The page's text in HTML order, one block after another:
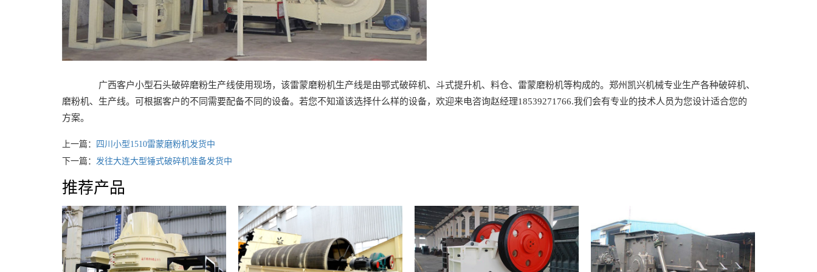
广西客户小型石头破碎磨粉生产线使用现场，该雷蒙磨粉机生产线是由鄂式破碎机、斗式提升机、料仓、雷蒙磨粉机等构成的。郑州凯兴机械专业生产各种破碎机、
磨粉机、生产线。可根据客户的不同需要配备不同的设备。若您不知道该选择什么样的设备，欢迎来电咨询赵经理18539271766.我们会有专业的技术人员为您设计适合您的
方案。
上一篇：
四川小型1510雷蒙磨粉机发货中
下一篇： 发往大连大型锤式破碎机准备发货中
推荐产品